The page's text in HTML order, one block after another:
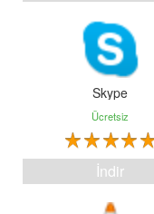
Skype
Ücretsiz
İndir